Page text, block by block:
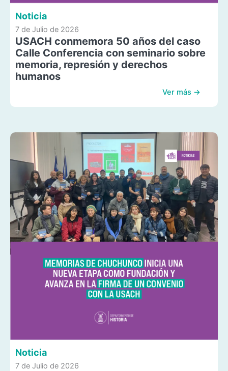
Noticia
7 de Julio de 2026
USACH conmemora 50 años del caso
Calle Conferencia con seminario sobre
memoria, represión y derechos
humanos
Ver más →
Noticia
7 de Julio de 2026